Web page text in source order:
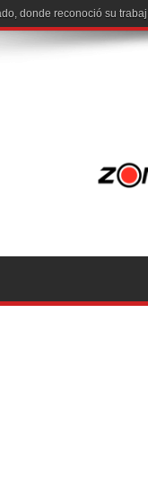
donde reconoció su trabajo